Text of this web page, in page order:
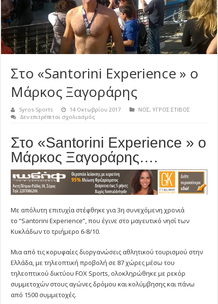
Στο «Santorini Experience » ο
Μάρκος Ξαγοράρης
Syros-Sports 14 Οκτωβρίου 2017 ΝΟΣ,ΥΓΡΟΣ ΣΤΙΒΟΣ
Δεν επιτρέπεται σχολιασμόςστο
Experience
Μάρκος
Ξαγοράρης
Στο «Santorini Experience » ο
Μάρκος Ξαγοράρης….
Με απόλυτη επιτυχία στέφθηκε για 3η συνεχόμενη χρονιά
το “Santorini Experience”, που έγινε στο μαγευτικό νησί των
Κυκλάδων το τριήμερο 6-8/10.
Μια από τις κορυφαίες διοργανώσεις αθλητικού τουρισμού στην
Ελλάδα, με τηλεοπτική προβολή σε 87 χώρες μέσω του
τηλεοπτικού δικτύου FOX Sports, ολοκληρώθηκε με ρεκόρ
συμμετοχών στους αγώνες δρόμου και κολύμβησης και πάνω
από 1500 συμμετοχές.